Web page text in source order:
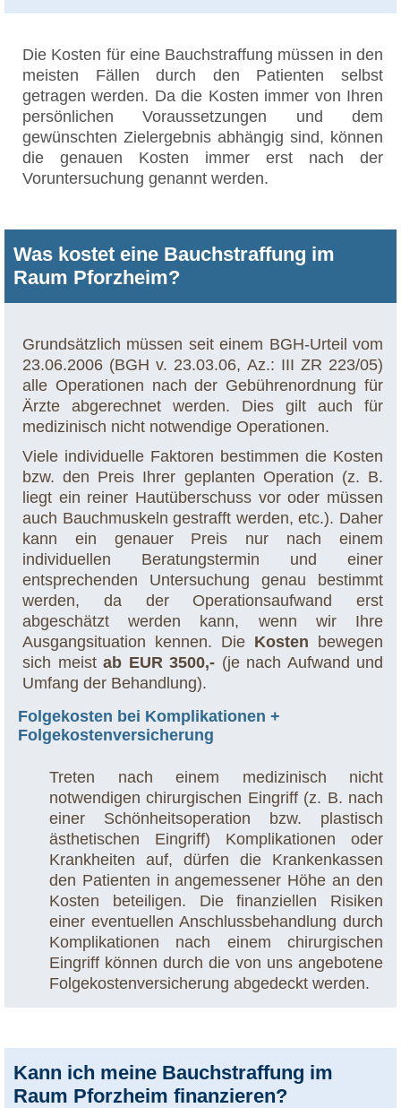
Die Kosten für eine Bauchstraffung müssen in den
meisten Fällen durch den Patienten selbst
getragen werden. Da die Kosten immer von Ihren
persönlichen Voraussetzungen und dem
gewünschten Zielergebnis abhängig sind, können
die genauen Kosten immer erst nach der
Voruntersuchung genannt werden.
Was kostet eine Bauchstraffung im
Raum Pforzheim?
Grundsätzlich müssen seit einem BGH-Urteil vom
23.06.2006 (BGH v. 23.03.06, Az.: III ZR 223/05)
alle Operationen nach der Gebührenordnung für
Ärzte abgerechnet werden. Dies gilt auch für
medizinisch nicht notwendige Operationen.
Viele individuelle Faktoren bestimmen die Kosten
bzw. den Preis Ihrer geplanten Operation (z. B.
liegt ein reiner Hautüberschuss vor oder müssen
auch Bauchmuskeln gestrafft werden, etc.). Daher
kann ein genauer Preis nur nach einem
individuellen Beratungstermin und einer
entsprechenden Untersuchung genau bestimmt
werden, da der Operationsaufwand erst
abgeschätzt werden kann, wenn wir Ihre
Ausgangsituation kennen. Die Kosten bewegen
sich meist ab EUR 3500,- (je nach Aufwand und
Umfang der Behandlung).
Folgekosten bei Komplikationen +
Folgekostenversicherung
Treten nach einem medizinisch nicht
notwendigen chirurgischen Eingriff (z. B. nach
einer Schönheitsoperation bzw. plastisch
ästhetischen Eingriff) Komplikationen oder
Krankheiten auf, dürfen die Krankenkassen
den Patienten in angemessener Höhe an den
Kosten beteiligen. Die finanziellen Risiken
einer eventuellen Anschlussbehandlung durch
Komplikationen nach einem chirurgischen
Eingriff können durch die von uns angebotene
Folgekostenversicherung abgedeckt werden.
Kann ich meine Bauchstraffung im
Raum Pforzheim finanzieren?